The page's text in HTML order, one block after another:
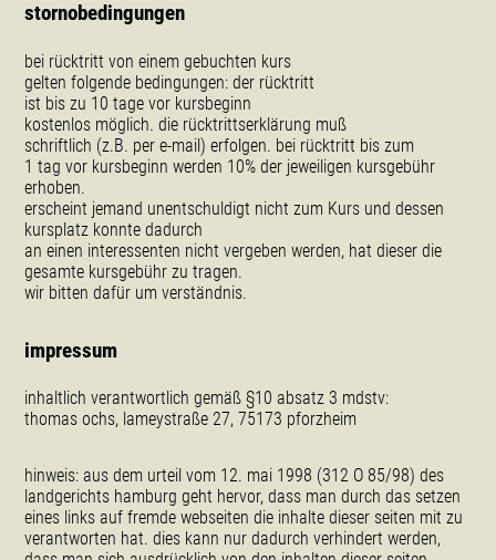
stornobedingungen
bei rücktritt von einem gebuchten kurs
gelten folgende bedingungen: der rücktritt
ist bis zu 10 tage vor kursbeginn
kostenlos möglich. die rücktrittserklärung muß
schriftlich (z.B. per e-mail) erfolgen. bei rücktritt bis zum
1 tag vor kursbeginn werden 10% der jeweiligen kursgebühr
erhoben.
erscheint jemand unentschuldigt nicht zum Kurs und dessen
kursplatz konnte dadurch
an einen interessenten nicht vergeben werden, hat dieser die
gesamte kursgebühr zu tragen.
wir bitten dafür um verständnis.
impressum
inhaltlich verantwortlich gemäß §10 absatz 3 mdstv:
thomas ochs, lameystraße 27, 75173 pforzheim
hinweis: aus dem urteil vom 12. mai 1998 (312 O 85/98) des
landgerichts hamburg geht hervor, dass man durch das setzen
eines links auf fremde webseiten die inhalte dieser seiten mit zu
verantworten hat. dies kann nur dadurch verhindert werden,